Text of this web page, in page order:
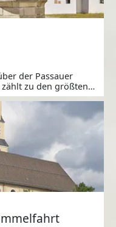
der Passauer
zu den größten